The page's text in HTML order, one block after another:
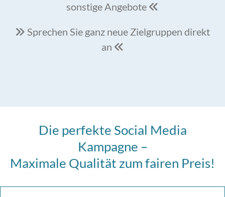
sonstige Angebote 
 Sprechen Sie ganz neue Zielgruppen direkt
an 
Die perfekte Social Media
Kampagne –
Maximale Qualität zum fairen Preis!